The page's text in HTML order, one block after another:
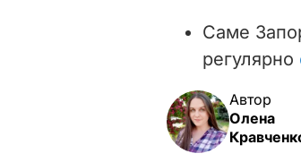
Саме
регулярно
Автор
Олена